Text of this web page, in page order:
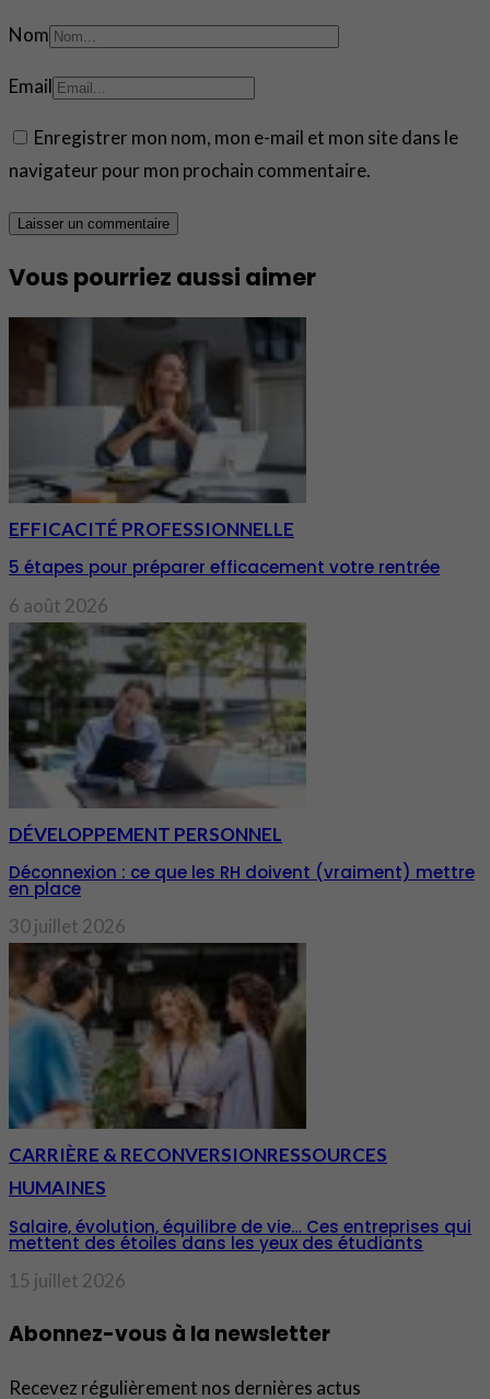
Nom
Email
Enregistrer mon nom, mon e-mail et mon site dans le
navigateur pour mon prochain commentaire.
Vous pourriez aussi aimer
EFFICACITÉ PROFESSIONNELLE
5 étapes pour préparer efficacement votre rentrée
6 août 2026
DÉVELOPPEMENT PERSONNEL
Déconnexion : ce que les RH doivent (vraiment) mettre
en place
30 juillet 2026
CARRIÈRE & RECONVERSIONRESSOURCES
HUMAINES
Salaire, évolution, équilibre de vie… Ces entreprises qui
mettent des étoiles dans les yeux des étudiants
15 juillet 2026
Abonnez-vous à la newsletter
Recevez régulièrement nos dernières actus